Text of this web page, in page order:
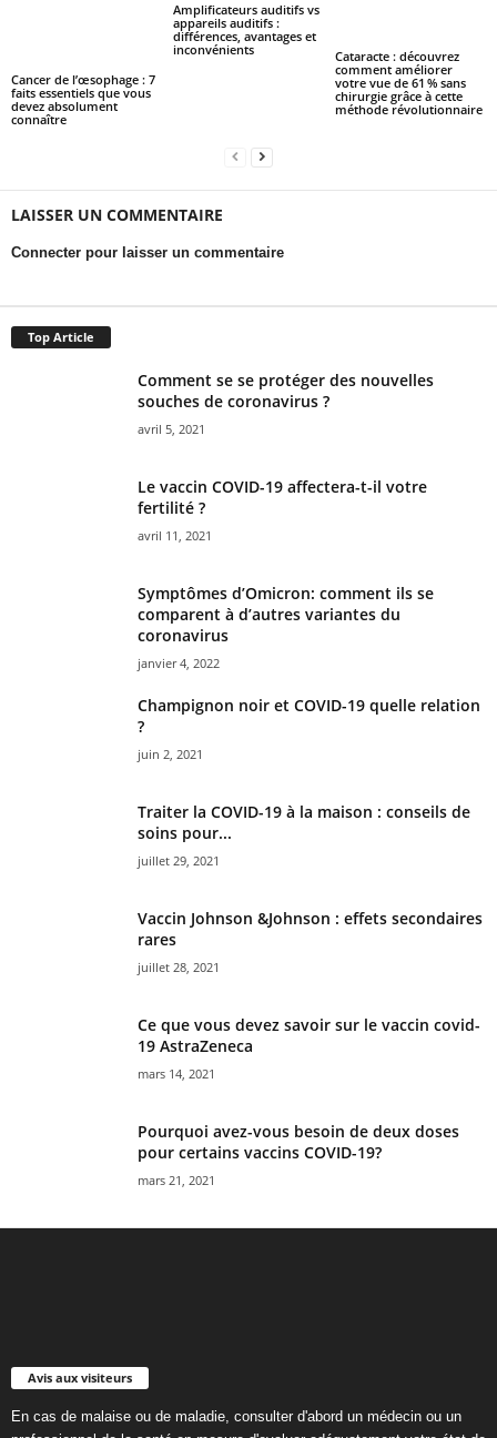
Cancer de l’œsophage : 7
faits essentiels que vous
devez absolument
connaître
Amplificateurs auditifs vs
appareils auditifs :
différences, avantages et
inconvénients
Cataracte : découvrez
comment améliorer
votre vue de 61 % sans
chirurgie grâce à cette
méthode révolutionnaire
LAISSER UN COMMENTAIRE
Connecter pour laisser un commentaire
Top Article
Comment se se protéger des nouvelles
souches de coronavirus ?
avril 5, 2021
Le vaccin COVID-19 affectera-t-il votre
fertilité ?
avril 11, 2021
Symptômes d’Omicron: comment ils se
comparent à d’autres variantes du
coronavirus
janvier 4, 2022
Champignon noir et COVID-19 quelle relation
?
juin 2, 2021
Traiter la COVID-19 à la maison : conseils de
soins pour...
juillet 29, 2021
Vaccin Johnson &Johnson : effets secondaires
rares
juillet 28, 2021
Ce que vous devez savoir sur le vaccin covid-
19 AstraZeneca
mars 14, 2021
Pourquoi avez-vous besoin de deux doses
pour certains vaccins COVID-19?
mars 21, 2021
Avis aux visiteurs
En cas de malaise ou de maladie, consulter d'abord un médecin ou un